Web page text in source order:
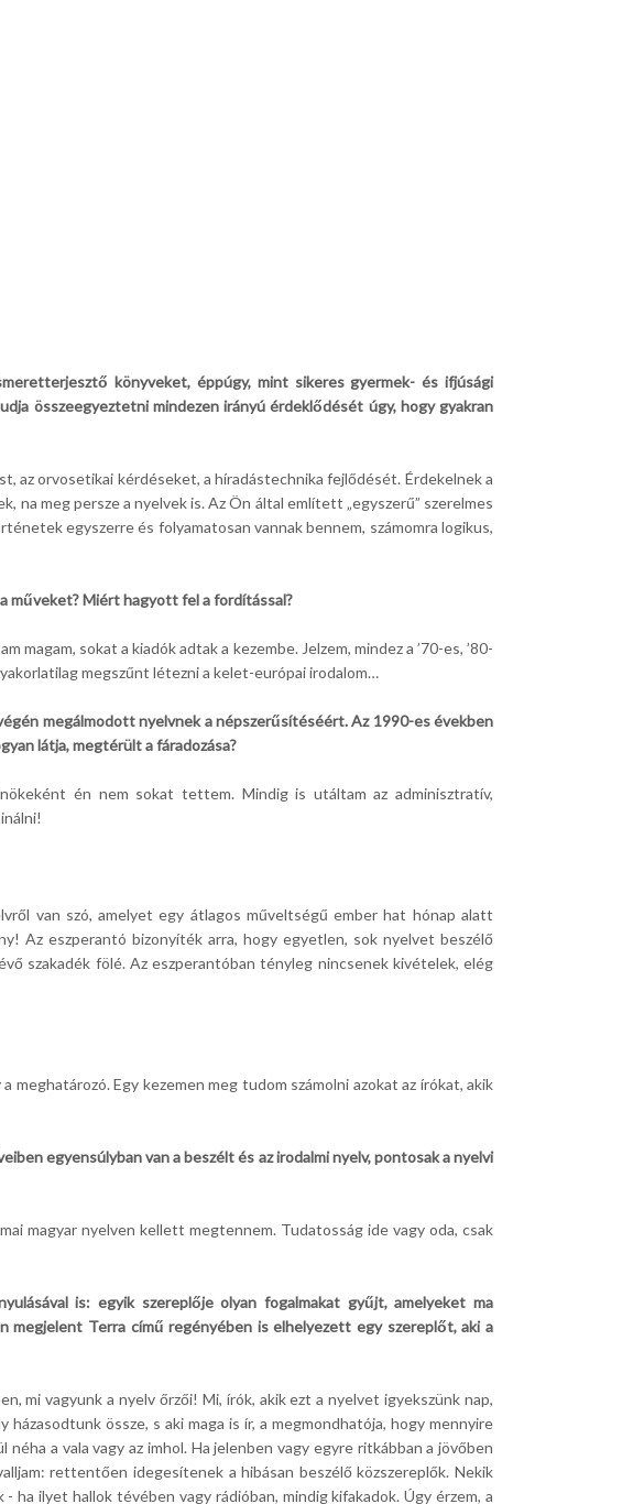
könyveket, éppúgy, mint sikeres gyermek- és ifjúsági
összeegyeztetni mindezen irányú érdeklődését úgy, hogy gyakran
az orvosetikai kérdéseket, a híradástechnika fejlődését. Érdekelnek a
na meg persze a nyelvek is. Az Ön által említett „egyszerű” szerelmes
egyszerre és folyamatosan vannak bennem, számomra logikus,
műveket? Miért hagyott fel a fordítással?
sokat a kiadók adtak a kezembe. Jelzem, mindez a ’70-es, ’80-
megszűnt létezni a kelet-európai irodalom…
megálmodott nyelvnek a népszerűsítéséért. Az 1990-es években
látja, megtérült a fáradozása?
én nem sokat tettem. Mindig is utáltam az adminisztratív,
van szó, amelyet egy átlagos műveltségű ember hat hónap alatt
Az eszperantó bizonyíték arra, hogy egyetlen, sok nyelvet beszélő
szakadék fölé. Az eszperantóban tényleg nincsenek kivételek, elég
Egy kezemen meg tudom számolni azokat az írókat, akik
egyensúlyban van a beszélt és az irodalmi nyelv, pontosak a nyelvi
magyar nyelven kellett megtennem. Tudatosság ide vagy oda, csak
is: egyik szereplője olyan fogalmakat gyűjt, amelyeket ma
megjelent Terra című regényében is elhelyezett egy szereplőt, aki a
mi vagyunk a nyelv őrzői! Mi, írók, akik ezt a nyelvet igyekszünk nap,
össze, s aki maga is ír, a megmondhatója, hogy mennyire
a vala vagy az imhol. Ha jelenben vagy egyre ritkábban a jövőben
rettentően idegesítenek a hibásan beszélő közszereplők. Nekik
ha ilyet hallok tévében vagy rádióban, mindig kifakadok. Úgy érzem, a